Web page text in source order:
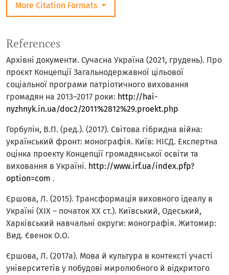
More Citation Formats
References
Архівні документи. Сучасна Україна (2021, грудень). Про
проєкт Концепції Загальнодержавної цільової
соціальної програми патріотичного виховання
громадян на 2013–2017 роки: http://hai-
nyzhnyk.in.ua/doc2/2011%2812%29.proekt.php
Горбулін, В.П. (ред.). (2017). Світова гібридна війна:
український фронт: монографія. Київ: НІСД. Експертна
оцінка проекту Концепції громадянської освіти та
виховання в Україні. http://www.irf.ua/index.pfp?
option=com .
Єршова, Л. (2015). Трансформація виховного ідеалу в
Україні (ХІХ – початок ХХ ст.). Київський, Одеський,
Харківський навчальні округи: монографія. Житомир:
Вид. Євенок О.О.
Єршова, Л. (2017а). Мова й культура в контексті участі
університетів у побудові миролюбного й відкритого